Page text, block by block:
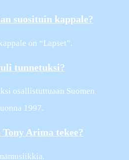
suosituin kappale?
on “Lapset”.
tunnetuksi?
osallistuttuaan Suomen
1997.
Arima tekee?